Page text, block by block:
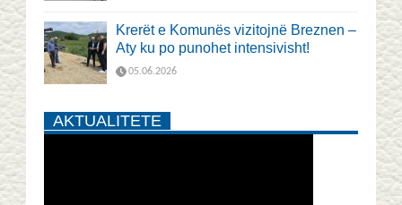
Krerët e Komunës vizitojnë Breznen –
Aty ku po punohet intensivisht!
05.06.2026
AKTUALITETE